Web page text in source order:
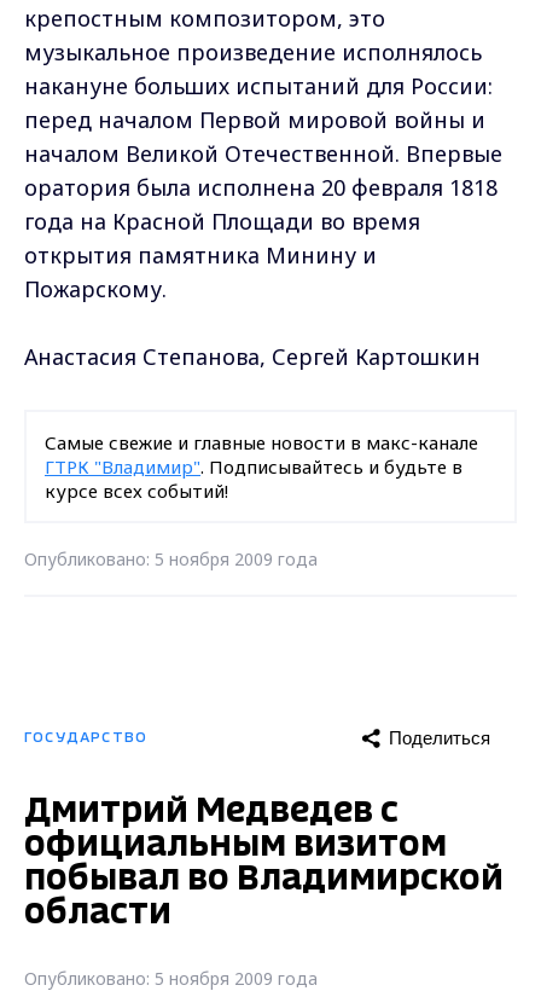
крепостным композитором, это
музыкальное произведение исполнялось
накануне больших испытаний для России:
перед началом Первой мировой войны и
началом Великой Отечественной. Впервые
оратория была исполнена 20 февраля 1818
года на Красной Площади во время
открытия памятника Минину и
Пожарскому.
Анастасия Степанова, Сергей Картошкин
Самые свежие и главные новости в макс-канале
ГТРК "Владимир". Подписывайтесь и будьте в
курсе всех событий!
Опубликовано: 5 ноября 2009 года
ГОСУДАРСТВО Поделиться
Дмитрий Медведев с
официальным визитом
побывал во Владимирской
области
Опубликовано: 5 ноября 2009 года